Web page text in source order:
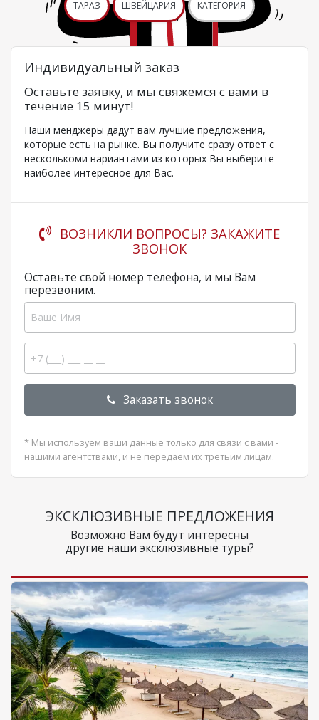
Индивидуальный заказ
Оставьте заявку, и мы свяжемся с вами в
течение 15 минут!
Наши менджеры дадут вам лучшие предложения,
которые есть на рынке. Вы получите сразу ответ с
несколькоми вариантами из которых Вы выберите
наиболее интересное для Вас.
ВОЗНИКЛИ ВОПРОСЫ? ЗАКАЖИТЕ
ЗВОНОК
Оставьте свой номер телефона, и мы Вам
перезвоним.
Заказать звонок
* Мы используем ваши данные только для связи с вами -
нашими агентствами, и не передаем их третьим лицам.
ЭКСКЛЮЗИВНЫЕ ПРЕДЛОЖЕНИЯ
Возможно Вам будут интересны
другие наши эксклюзивные туры?
ТАРАЗ ШВЕЙЦАРИЯ КАТЕГОРИЯ